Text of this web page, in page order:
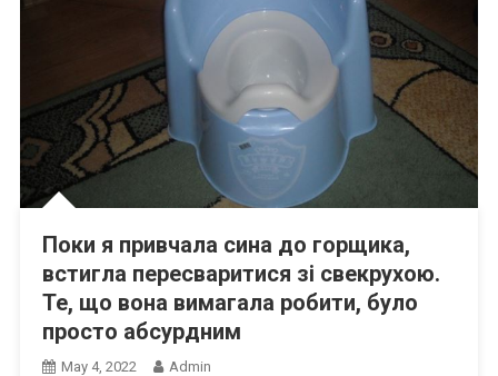
Поки я привчала сина до горщика,
встигла пересваpитися зі свекрухою.
Те, що вона вимагала робити, було
просто абсурдним
May 4, 2022 Admin